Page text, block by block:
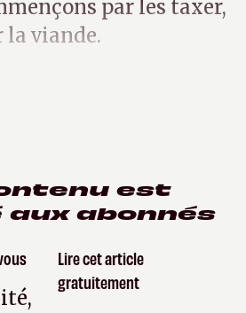
par les taxer,
viande.
est
aux abonnés
Lire cet article
gratuitement